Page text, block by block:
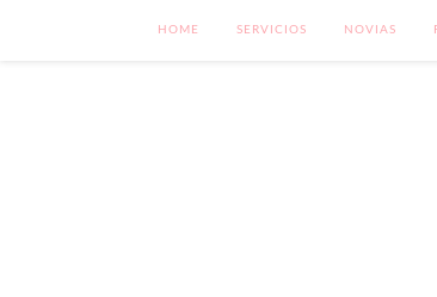
HOME SERVICIOS NOVIAS